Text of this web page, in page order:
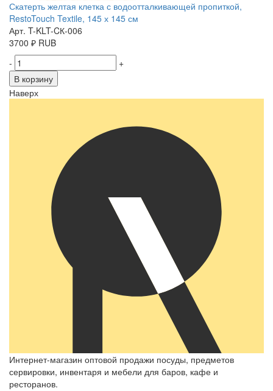
Скатерть желтая клетка с водоотталкивающей пропиткой,
RestoTouch Textile, 145 х 145 см
Арт. T-KLT-CК-006
3700 ₽ RUB
-
+
В корзину
Наверх
Интернет-магазин оптовой продажи посуды, предметов
сервировки, инвентаря и мебели для баров, кафе и
ресторанов.